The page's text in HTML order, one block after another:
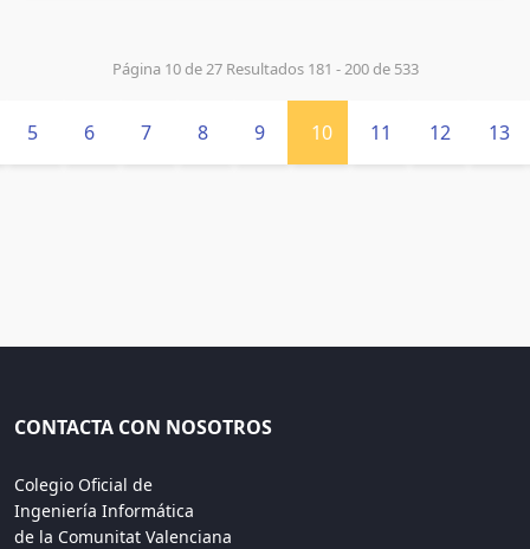
Página 10 de 27 Resultados 181 - 200 de 533
5 6 7 8 9 10 11 12 13
CONTACTA CON NOSOTROS
Colegio Oficial de
Ingeniería Informática
de la Comunitat Valenciana